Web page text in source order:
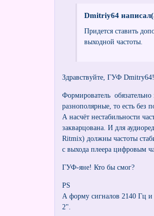
Dmitriy64
Придется ставить
выходной частоты.
Здравствуйте, ГУФ
Формирователь
разнополярные, то есть без
А насчёт нестабильности
закварцована. И для
Ritmix) должны частоты
с выхода плеера цифровым
ГУФ-яне! Кто бы смог?
PS
А форму сигналов 2140 Гц
2".